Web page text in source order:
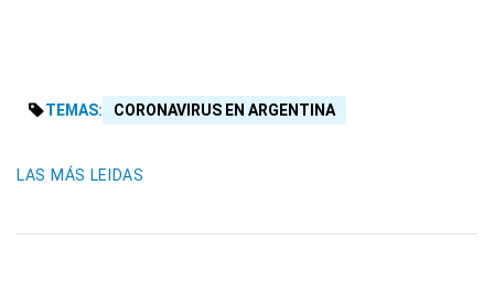
TEMAS: CORONAVIRUS EN ARGENTINA
LAS MÁS LEIDAS